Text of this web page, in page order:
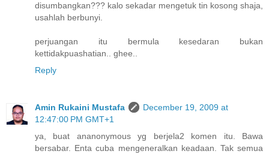
disumbangkan??? kalo sekadar mengetuk tin kosong shaja,
usahlah berbunyi.
perjuangan itu bermula kesedaran bukan
kettidakpuashatian.. ghee..
Reply
Amin Rukaini Mustafa
December 19, 2009 at
12:47:00 PM GMT+1
ya, buat ananonymous yg berjela2 komen itu. Bawa
bersabar. Enta cuba mengeneralkan keadaan. Tak semua